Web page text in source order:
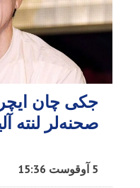
جکی چان
صحنه‌لر لنته
5 آوقوست 15:36